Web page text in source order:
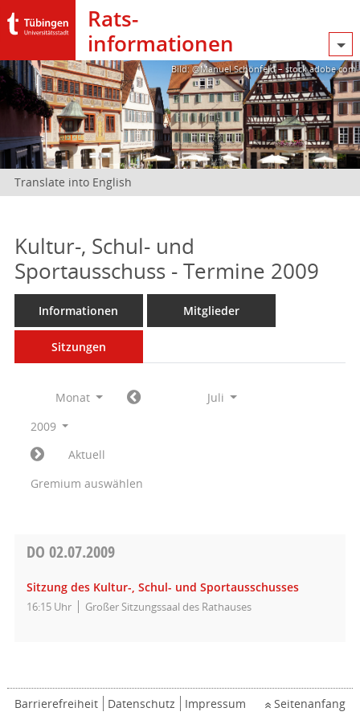
Rats­
informationen
Bild: @Manuel Schönfeld – stock.adobe.com
Translate into English
Kultur-, Schul- und
Sportausschuss - Termine 2009
Informationen Mitglieder
Sitzungen
Monat
Juli
2009
Aktuell
Gremium auswählen
DO 02.07.2009
Sitzung des Kultur-, Schul- und Sportausschusses
16:15 Uhr Großer Sitzungssaal des Rathauses
Barrierefreiheit Datenschutz Impressum Seitenanfang